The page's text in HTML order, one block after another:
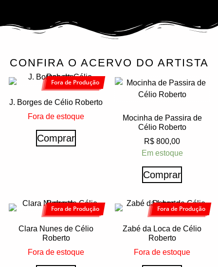
CONFIRA O ACERVO DO ARTISTA
Fora de Produção
J. Borges de Célio Roberto
Fora de estoque
Comprar
Mocinha de Passira de
Célio Roberto
R$ 800,00
Em estoque
Comprar
Fora de Produção
Clara Nunes de Célio
Roberto
Fora de estoque
Fora de Produção
Zabé da Loca de Célio
Roberto
Fora de estoque